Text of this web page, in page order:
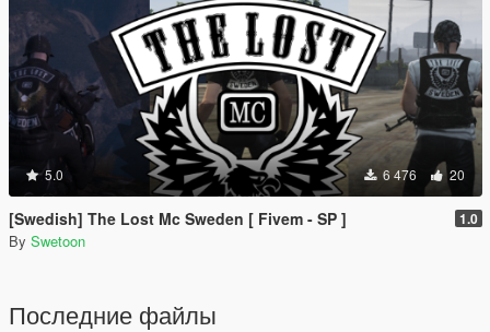
5.0 6 476 20
[Swedish] The Lost Mc Sweden [ Fivem - SP ] 1.0
By Swetoon
Последние файлы